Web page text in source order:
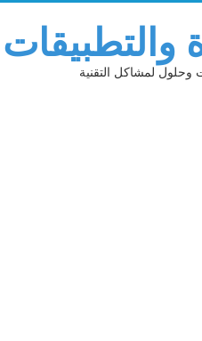
والتطبيقات
وحلول لمشاكل التقنية